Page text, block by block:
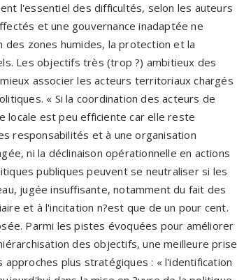
l'essentiel des difficultés, selon les auteurs
et une gouvernance inadaptée ne
zones humides, la protection et la
Les objectifs très (trop ?) ambitieux des
associer les acteurs territoriaux chargés
« Si la coordination des acteurs de
locale est peu efficiente car elle reste
responsabilités et à une organisation
ni la déclinaison opérationnelle en actions
publiques peuvent se neutraliser si les
jugée insuffisante, notamment du fait des
et à l'incitation n?est que de un pour cent.
Parmi les pistes évoquées pour améliorer
des objectifs, une meilleure prise
plus stratégiques : « l'identification